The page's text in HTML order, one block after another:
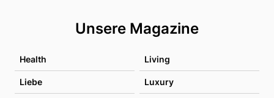
Unsere Magazine
Health Living
Liebe Luxury